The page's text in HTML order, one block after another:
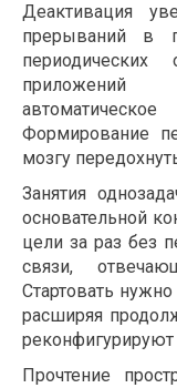
Деактивация
прерываний в
периодических
приложений
Формирование
мозгу
Занятия
основательной
цели за раз без
связи,
Стартовать
расширяя
реконфигурируют
Прочтение